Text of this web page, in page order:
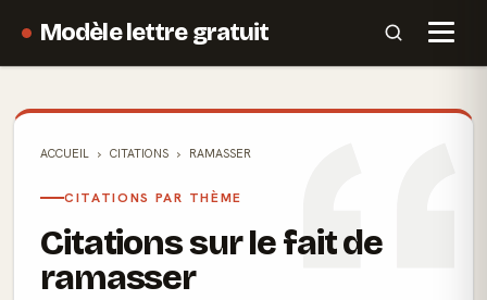
Modèle lettre gratuit
ACCUEIL CITATIONS RAMASSER
CITATIONS PAR THÈME
Citations sur le fait de
ramasser